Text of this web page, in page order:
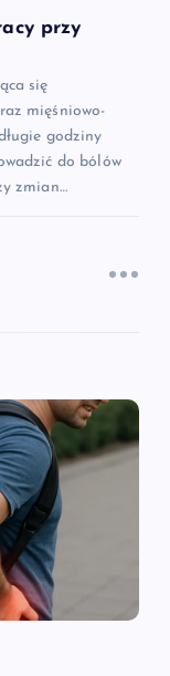
przy
się
mięśniowo-
godziny
do bólów
zmian…